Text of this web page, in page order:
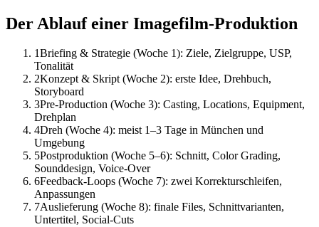
Der Ablauf einer Imagefilm-Produktion
1Briefing & Strategie (Woche 1): Ziele, Zielgruppe, USP,
Tonalität
2Konzept & Skript (Woche 2): erste Idee, Drehbuch,
Storyboard
3Pre-Production (Woche 3): Casting, Locations, Equipment,
Drehplan
4Dreh (Woche 4): meist 1–3 Tage in München und
Umgebung
5Postproduktion (Woche 5–6): Schnitt, Color Grading,
Sounddesign, Voice-Over
6Feedback-Loops (Woche 7): zwei Korrekturschleifen,
Anpassungen
7Auslieferung (Woche 8): finale Files, Schnittvarianten,
Untertitel, Social-Cuts